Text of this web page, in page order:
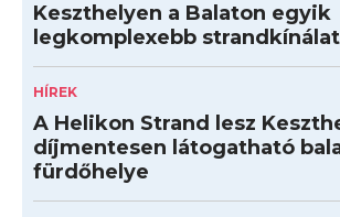
Keszthelyen a Balaton egyik
legkomplexebb
HÍREK
A Helikon Strand lesz
díjmentesen látogatható
fürdőhelye